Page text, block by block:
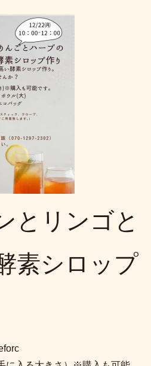
とリンゴと
素シロップ